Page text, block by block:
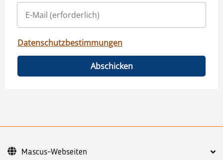
Datenschutzbestimmungen
Abschicken
Mascus-Webseiten